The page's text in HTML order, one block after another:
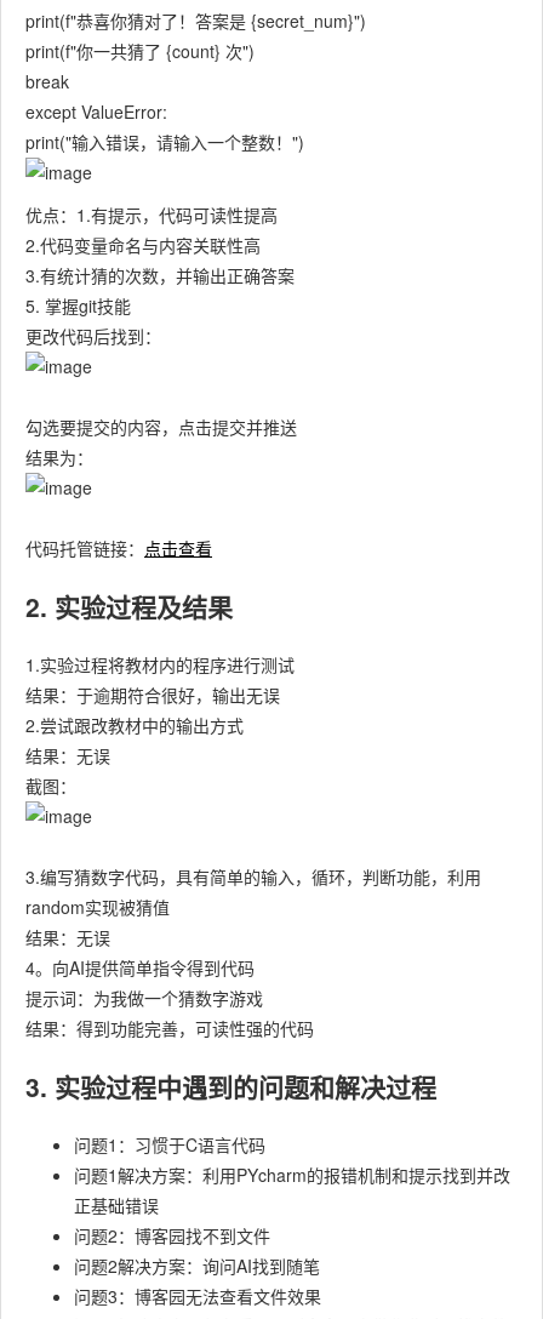
print(f"恭喜你猜对了！答案是 {secret_num}")
print(f"你一共猜了 {count} 次")
break
except ValueError:
print("输入错误，请输入一个整数！")
优点：1.有提示，代码可读性提高
2.代码变量命名与内容关联性高
3.有统计猜的次数，并输出正确答案
5. 掌握git技能
更改代码后找到：
勾选要提交的内容，点击提交并推送
结果为：
代码托管链接： 点击查看
2. 实验过程及结果
1.实验过程将教材内的程序进行测试
结果：于逾期符合很好，输出无误
2.尝试跟改教材中的输出方式
结果：无误
截图：
3.编写猜数字代码，具有简单的输入，循环，判断功能，利用
random实现被猜值
结果：无误
4。向AI提供简单指令得到代码
提示词：为我做一个猜数字游戏
结果：得到功能完善，可读性强的代码
3. 实验过程中遇到的问题和解决过程
问题1：习惯于C语言代码
问题1解决方案：利用PYcharm的报错机制和提示找到并改
正基础错误
问题2：博客园找不到文件
问题2解决方案：询问AI找到随笔
问题3：博客园无法查看文件效果